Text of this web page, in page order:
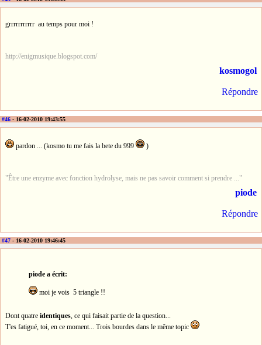
grrrrrrrrrrr au temps pour moi !
http://enigmusique.blogspot.com/
kosmogol
Répondre
#46 - 16-02-2010 19:43:55
pardon ... (kosmo tu me fais la bete du 999 )
"Être une enzyme avec fonction hydrolyse, mais ne pas savoir comment si prendre ..."
piode
Répondre
#47 - 16-02-2010 19:46:45
piode a écrit:
moi je vois 5 triangle !!
Dont quatre identiques, ce qui faisait partie de la question...
T'es fatigué, toi, en ce moment... Trois bourdes dans le même topic